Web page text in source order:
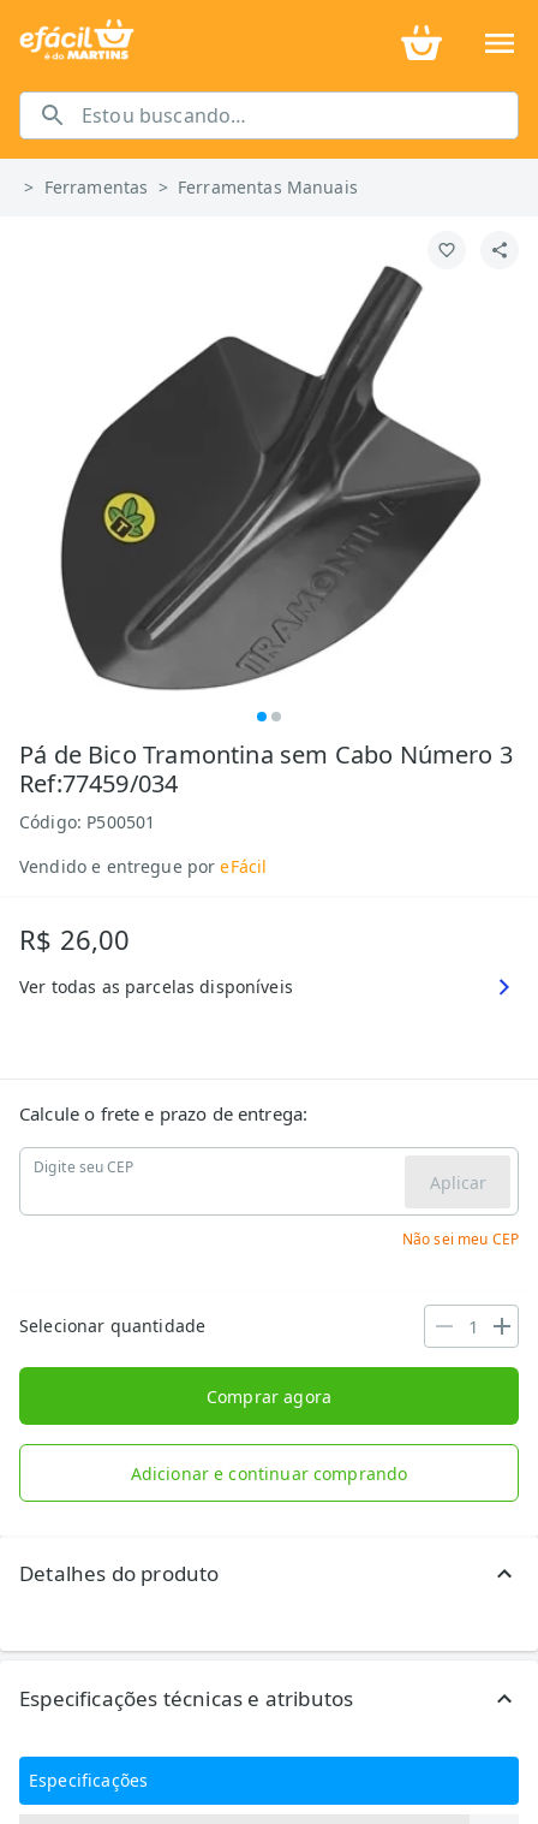
> Ferramentas > Ferramentas Manuais
Pá de Bico Tramontina sem Cabo Número 3
Ref:77459/034
Código: P500501
Vendido e entregue por eFácil
R$ 26,00
Ver todas as parcelas disponíveis
Calcule o frete e prazo de entrega:
Digite seu CEP
Aplicar
Não sei meu CEP
Selecionar quantidade
Comprar agora
Adicionar e continuar comprando
Detalhes do produto
Especificações técnicas e atributos
Especificações